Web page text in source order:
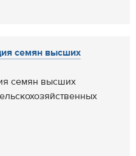
семян высших
семян высших